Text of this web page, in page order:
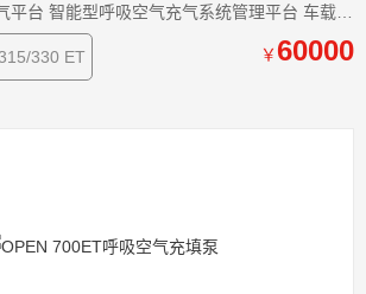
平台 车载供
330 ET ￥60000